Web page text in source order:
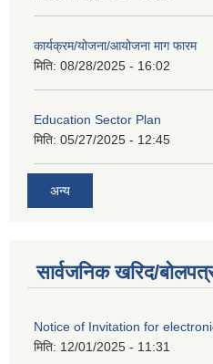
कार्यक्रम/योजना/आयोजना माग फारम
मिति: 08/28/2025 - 16:02
Education Sector Plan
मिति: 05/27/2025 - 12:45
अन्य
सार्वजनिक खरिद/
Notice of Invitation for
मिति: 12/01/2025 - 11:31